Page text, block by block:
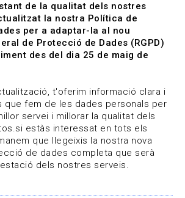
QUI REPRESENTEM
JA EN SOM
685
de la qualitat dels nostres
la nostra Política de
per a adaptar-la al nou
de Protecció de Dades (RGPD)
des del dia 25 de maig de
t'oferim informació clara i
que fem de les dades personals per
servei i millorar la qualitat dels
estàs interessat en tots els
que llegeixis la nostra nova
de dades completa que serà
dels nostres serveis.